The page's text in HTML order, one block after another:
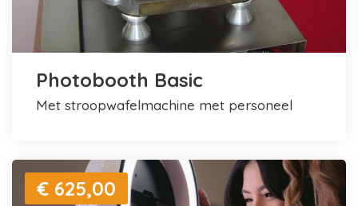
Photobooth Basic
met stroopwafelmachine met personeel
€ 625,00